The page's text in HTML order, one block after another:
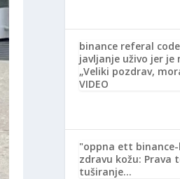
binance referal code
javljanje uživo jer
„Veliki pozdrav,
VIDEO
"oppna ett
zdravu kožu: Prava
tuširanje…